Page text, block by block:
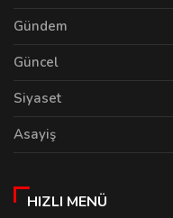
Gündem
Güncel
Siyaset
Asayiş
HIZLI MENÜ